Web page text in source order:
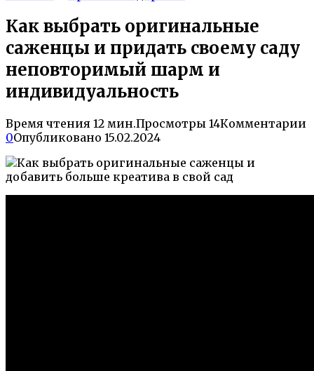
Как выбрать оригинальные
саженцы и придать своему саду
неповторимый шарм и
индивидуальность
Время чтения 12 мин.Просмотры 14Комментарии
0Опубликовано 15.02.2024